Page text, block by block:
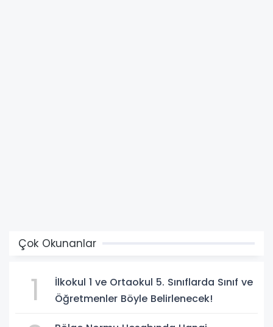
Çok Okunanlar
1
İlkokul 1 ve Ortaokul 5. Sınıflarda Sınıf ve
Öğretmenler Böyle Belirlenecek!